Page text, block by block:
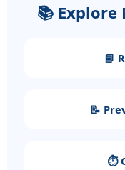
📚
📘
📝
⏱️